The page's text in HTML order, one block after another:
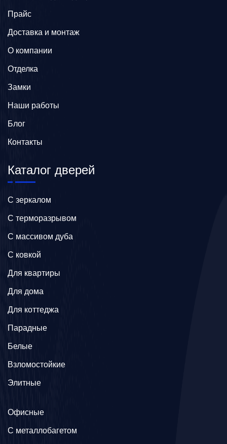
Прайс
Доставка и монтаж
О компании
Отделка
Замки
Наши работы
Блог
Контакты
Каталог дверей
C зеркалом
C терморазрывом
C массивом дуба
C ковкой
Для квартиры
Для дома
Для коттеджа
Парадные
Белые
Взломостойкие
Элитные
Офисные
C металлобагетом